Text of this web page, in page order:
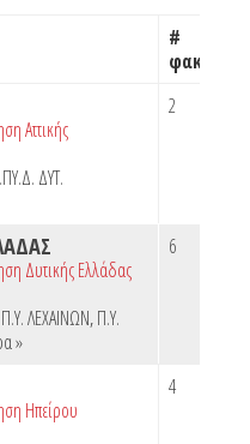
#
φακέλων
Αττικής
ΔΥΤ.
2
Δυτικής Ελλάδας
Π.Υ. ΛΕΧΑΙΝΩΝ,Π.Υ.
»
6
Ηπείρου
4